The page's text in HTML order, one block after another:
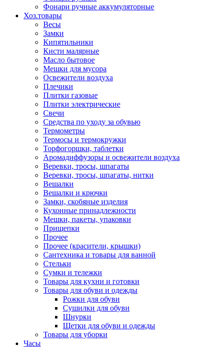
Фонари ручные аккумуляторные
Хоз.товары
Весы
Замки
Кипятильники
Кисти малярные
Масло бытовое
Мешки для мусора
Освежители воздуха
Плечики
Плитки газовые
Плитки электрические
Свечи
Средства по уходу за обувью
Термометры
Термосы и термокружки
Торфогоршки, таблетки
Аромадиффузоры и освежители воздуха
Веревки, тросы, шпагаты
Веревки, тросы, шпагаты, нитки
Вешалки
Вешалки и крючки
Замки, скобяные изделия
Кухонные принадлежности
Мешки, пакеты, упаковки
Прищепки
Прочее
Прочее (красители, крышки)
Сантехника и товары для ванной
Стельки
Сумки и тележки
Товары для кухни и готовки
Товары для обуви и одежды
Рожки для обуви
Сушилки для обуви
Шнурки
Щетки для обуви и одежды
Товары для уборки
Часы